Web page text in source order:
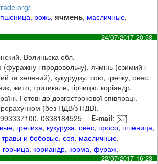
пшеница, рожь,ячмень, масличные,
24/07/2017 20:58
Волиньска обл.
і продовольчу), ячмінь (озимий і
та зелений), кукурудзу, сою, гречку, овес,
жито, тритикале, гірчицю, коріандр.
Готові до довгострокової співпраці.
(без ПДВ/з ПДВ).
0638184525 E-mail:
, гречиха, кукуруза,овёс, просо, пшеница,
травы и бобовые,соя, масличные,
горчица, кориандр, корма,фураж,
22/07/2017 16:23